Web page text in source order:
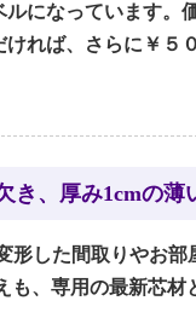
になっています。
れば、さらに￥５
き、厚み1cmの薄
形した間取りやお
も、専用の最新芯材